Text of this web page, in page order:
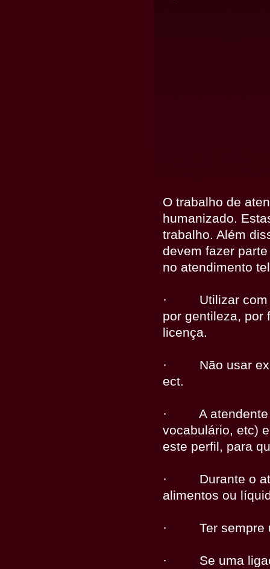
O trabalho de
humanizado.
trabalho. Além
devem fazer
no atendimento
·
Utilizar
por gentileza, por
licença.
·
Não usar
ect.
·
A
vocabulário, etc)
este perfil, para
·
Durante o
alimentos ou
· Ter sempre
·
Se uma